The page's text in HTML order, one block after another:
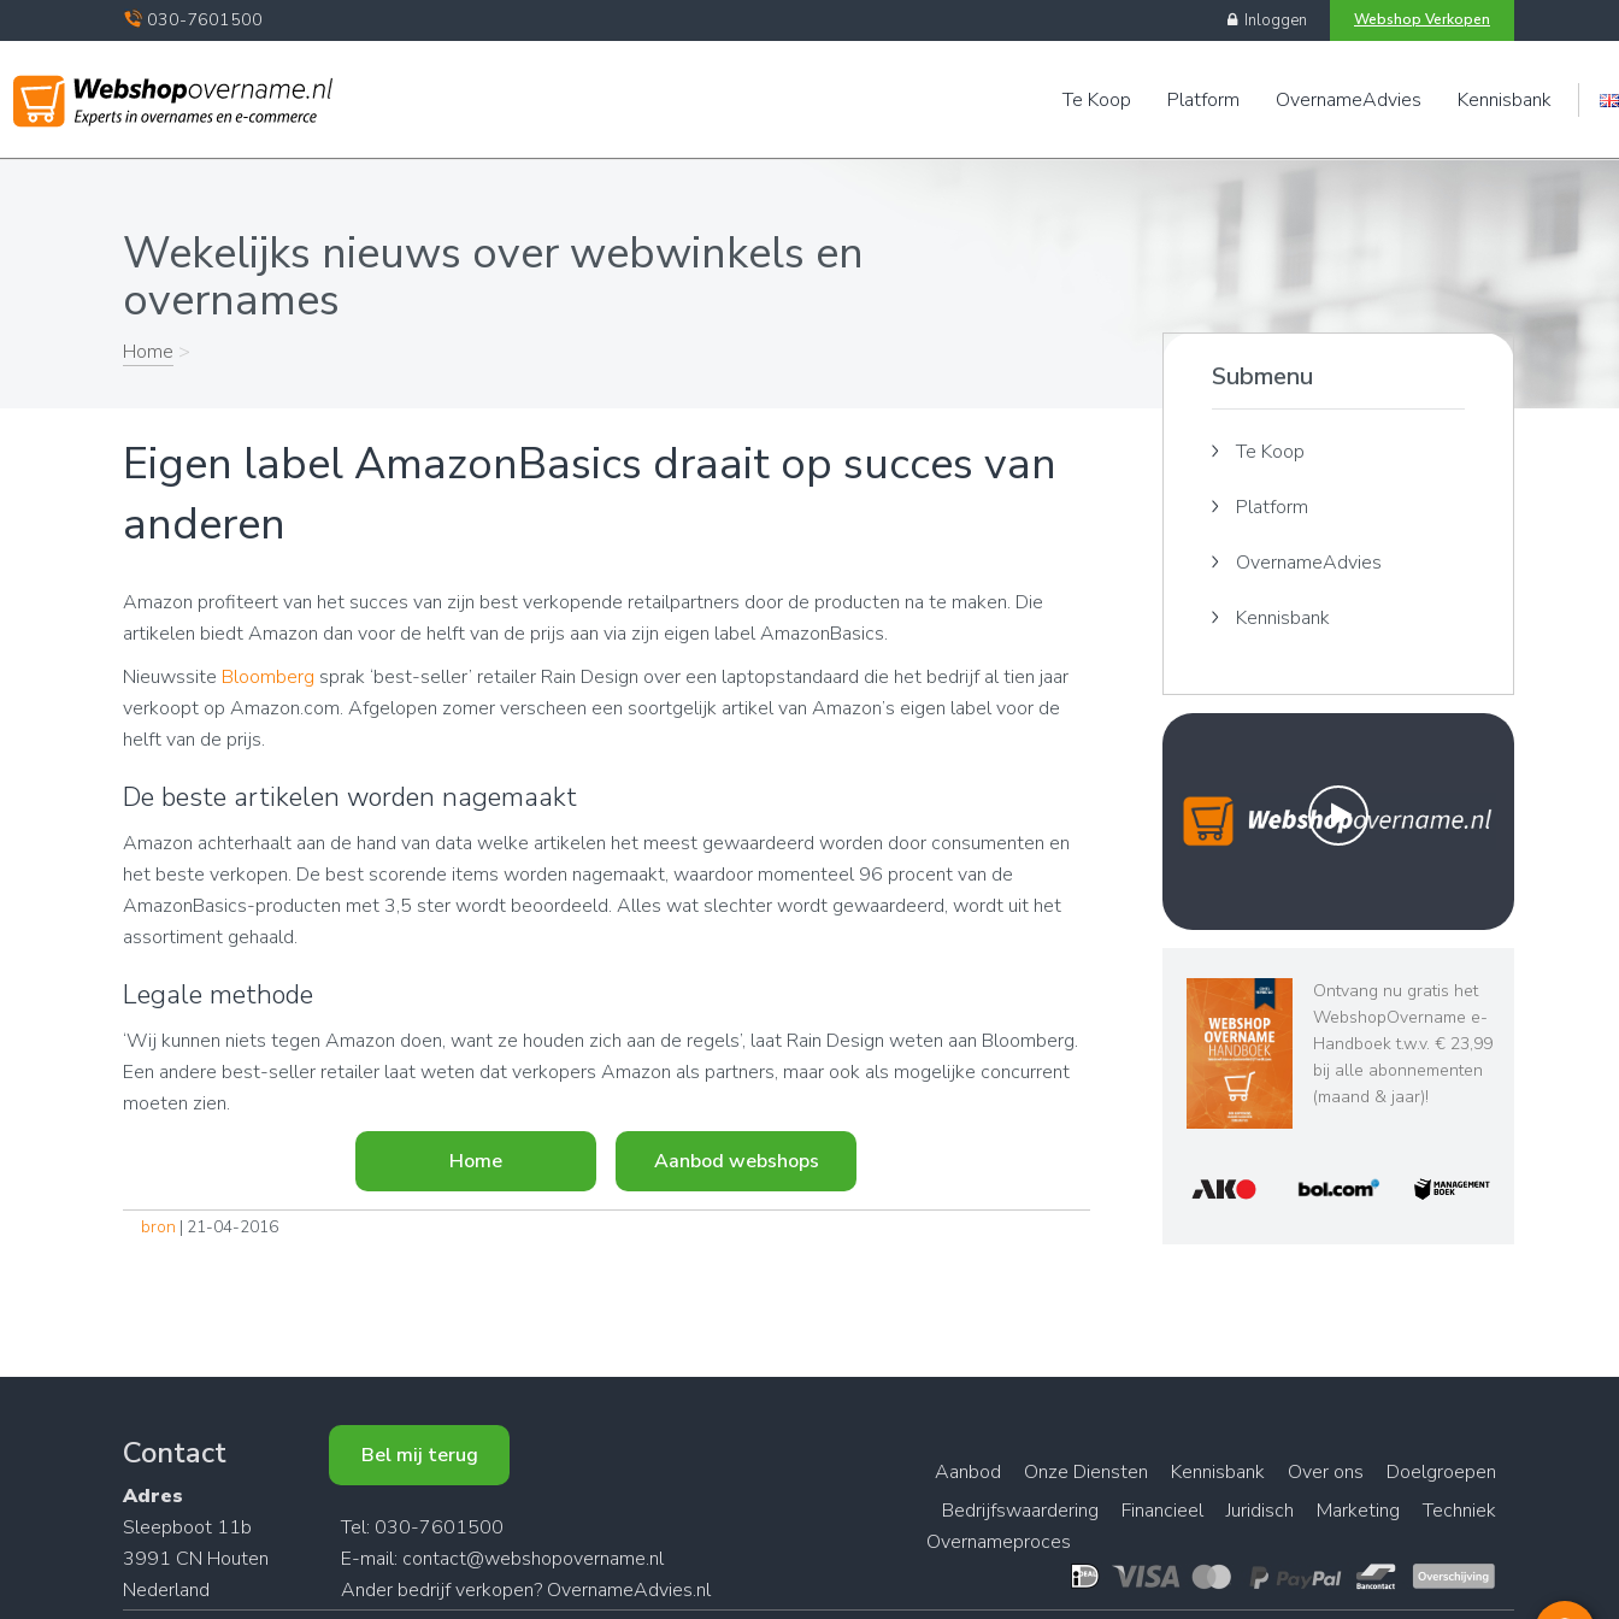
030-7601500 Webshop Verkopen
Inloggen
Engels
Te Koop Platform OvernameAdvies Kennisbank
Wekelijks nieuws over webwinkels en
overnames
Home >
Eigen label AmazonBasics draait op succes van
anderen
Amazon profiteert van het succes van zijn best verkopende retailpartners door de producten na te maken. Die
artikelen biedt Amazon dan voor de helft van de prijs aan via zijn eigen label AmazonBasics.
Nieuwssite Bloomberg sprak ‘best-seller’ retailer Rain Design over een laptopstandaard die het bedrijf al tien jaar
verkoopt op Amazon.com. Afgelopen zomer verscheen een soortgelijk artikel van Amazon’s eigen label voor de
helft van de prijs.
De beste artikelen worden nagemaakt
Amazon achterhaalt aan de hand van data welke artikelen het meest gewaardeerd worden door consumenten en
het beste verkopen. De best scorende items worden nagemaakt, waardoor momenteel 96 procent van de
AmazonBasics-producten met 3,5 ster wordt beoordeeld. Alles wat slechter wordt gewaardeerd, wordt uit het
assortiment gehaald.
Legale methode
‘Wij kunnen niets tegen Amazon doen, want ze houden zich aan de regels’, laat Rain Design weten aan Bloomberg.
Een andere best-seller retailer laat weten dat verkopers Amazon als partners, maar ook als mogelijke concurrent
moeten zien.
Home Aanbod webshops
bron | 21-04-2016
Submenu
Te Koop
Platform
OvernameAdvies
Kennisbank
Ontvang nu gratis het
WebshopOvername e-
Handboek t.w.v. € 23,99
bij alle abonnementen
(maand & jaar)!
Contact
Adres
Sleepboot 11b
3991 CN Houten
Nederland
Bel mij terug
Tel: 030-7601500
E-mail: contact@webshopovername.nl
Ander bedrijf verkopen? OvernameAdvies.nl
Aanbod Onze Diensten Kennisbank Over ons
Doelgroepen
Bedrijfswaardering
Financieel Juridisch Marketing
Techniek
Overnameproces